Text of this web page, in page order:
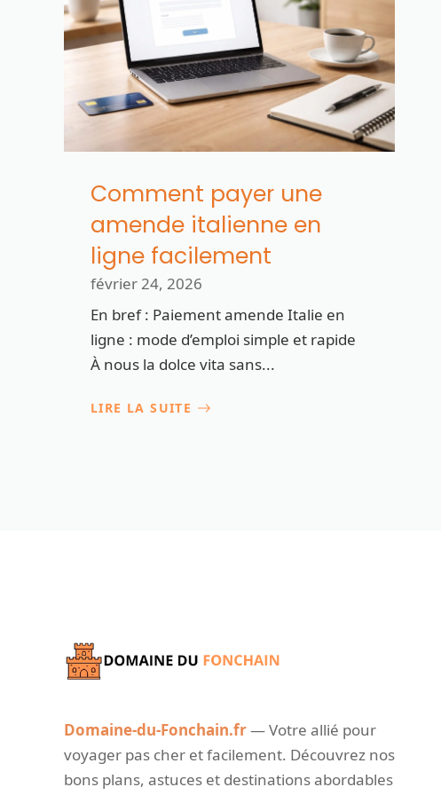
Comment payer une
amende italienne en
ligne facilement
février 24, 2026
En bref : Paiement amende Italie en
ligne : mode d’emploi simple et rapide
À nous la dolce vita sans...
LIRE LA SUITE
Domaine-du-Fonchain.fr— Votre allié pour
voyager pas cher et facilement. Découvrez nos
bons plans, astuces et destinations abordables